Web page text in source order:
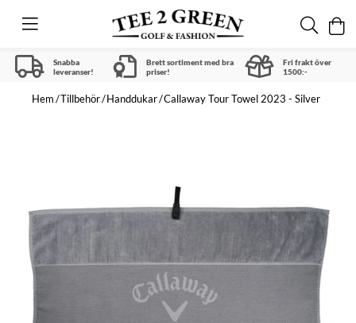
Snabba
leveranser!
Brett sortiment med bra
priser!
Fri frakt över
1500:-
Hem Tillbehör Handdukar Callaway Tour Towel 2023 - Silver